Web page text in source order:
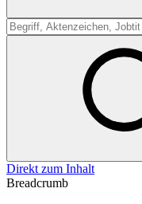
Suche
Direkt zum Inhalt
Breadcrumb